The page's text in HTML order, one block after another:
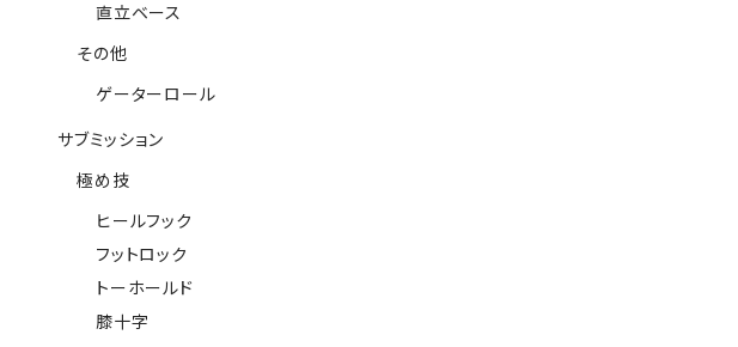
直立ベース
その他
ゲーターロール
サブミッション
極め技
ヒールフック
フットロック
トーホールド
膝十字